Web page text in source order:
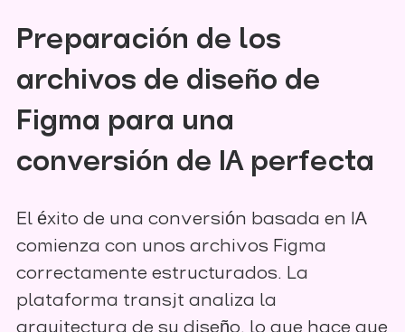
Preparación de los
archivos de diseño de
Figma para una
conversión de IA perfecta
El éxito de una conversión basada en IA
comienza con unos archivos Figma
correctamente estructurados. La
plataforma transjt analiza la
arquitectura de su diseño, lo que hace que